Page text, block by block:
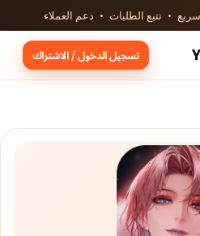
· تتبع الطلبات · دعم العملاء
تسجيل الدخول / الاشتراك